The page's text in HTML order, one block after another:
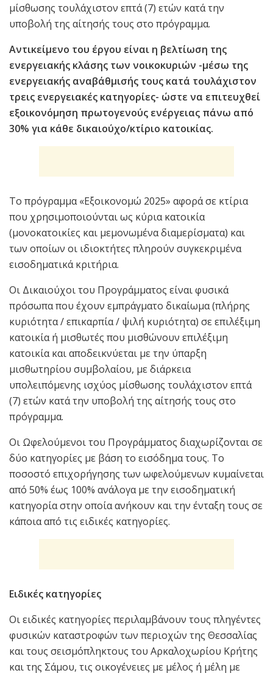
μίσθωσης τουλάχιστον επτά (7) ετών κατά την
υποβολή της αίτησής τους στο πρόγραμμα.
Αντικείμενο του έργου είναι η βελτίωση της
ενεργειακής κλάσης των νοικοκυριών -μέσω της
ενεργειακής αναβάθμισής τους κατά τουλάχιστον
τρεις ενεργειακές κατηγορίες- ώστε να επιτευχθεί
εξοικονόμηση πρωτογενούς ενέργειας πάνω από
30% για κάθε δικαιούχο/κτίριο κατοικίας.
Το πρόγραμμα «Εξοικονομώ 2025» αφορά σε κτίρια
που χρησιμοποιούνται ως κύρια κατοικία
(μονοκατοικίες και μεμονωμένα διαμερίσματα) και
των οποίων οι ιδιοκτήτες πληρούν συγκεκριμένα
εισοδηματικά κριτήρια.
Οι Δικαιούχοι του Προγράμματος είναι φυσικά
πρόσωπα που έχουν εμπράγματο δικαίωμα (πλήρης
κυριότητα / επικαρπία / ψιλή κυριότητα) σε επιλέξιμη
κατοικία ή μισθωτές που μισθώνουν επιλέξιμη
κατοικία και αποδεικνύεται με την ύπαρξη
μισθωτηρίου συμβολαίου, με διάρκεια
υπολειπόμενης ισχύος μίσθωσης τουλάχιστον επτά
(7) ετών κατά την υποβολή της αίτησής τους στο
πρόγραμμα.
Οι Ωφελούμενοι του Προγράμματος διαχωρίζονται σε
δύο κατηγορίες με βάση το εισόδημα τους. Το
ποσοστό επιχορήγησης των ωφελούμενων κυμαίνεται
από 50% έως 100% ανάλογα με την εισοδηματική
κατηγορία στην οποία ανήκουν και την ένταξη τους σε
κάποια από τις ειδικές κατηγορίες.
Ειδικές κατηγορίες
Οι ειδικές κατηγορίες περιλαμβάνουν τους πληγέντες
φυσικών καταστροφών των περιοχών της Θεσσαλίας
και τους σεισμόπληκτους του Αρκαλοχωρίου Κρήτης
και της Σάμου, τις οικογένειες με μέλος ή μέλη με